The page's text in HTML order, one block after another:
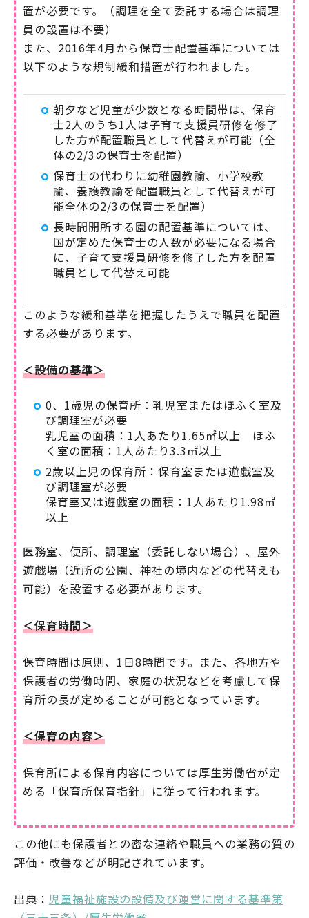
置が必要です。（調理を全て委託する場合は調理
員の設置は不要）
また、2016年4月から保育士配置基準については
以下のような規制緩和措置が行われました。
朝夕など児童が少数となる時間帯は、保育
士2人のうち1人は子育て支援員研修を修了
した方が配置職員として代替えが可能（全
体の2/3の保育士を配置）
保育士の代わりに幼稚園教諭、小学校教
諭、養護教諭を配置職員として代替えが可
能全体の2/3の保育士を配置）
長時間開所する園の配置基準については、
国が定めた保育士の人数が必要になる場合
に、子育て支援員研修を修了した方を配置
職員として代替え可能
このような緩和基準を把握したうえで職員を配置
する必要があります。
＜設備の基準＞
0、1歳児の保育所：乳児室またはほふく室及
び調理室が必要
乳児室の面積：1人あたり1.65㎡以上 ほふ
く室の面積：1人あたり3.3㎡以上
2歳以上児の保育所：保育室または遊戯室及
び調理室が必要
保育室又は遊戯室の面積：1人あたり1.98㎡
以上
医務室、便所、調理室（委託しない場合）、屋外
遊戯場（近所の公園、神社の境内などの代替えも
可能）を設置する必要があります。
＜保育時間＞
保育時間は原則、1日8時間です。また、各地方や
保護者の労働時間、家庭の状況などを考慮して保
育所の長が定めることが可能となっています。
＜保育の内容＞
保育所による保育内容については厚生労働省が定
める「保育所保育指針」に従って行われます。
この他にも保護者との密な連絡や職員への業務の質の
評価・改善などが明記されています。
出典： 児童福祉施設の設備及び運営に関する基準第